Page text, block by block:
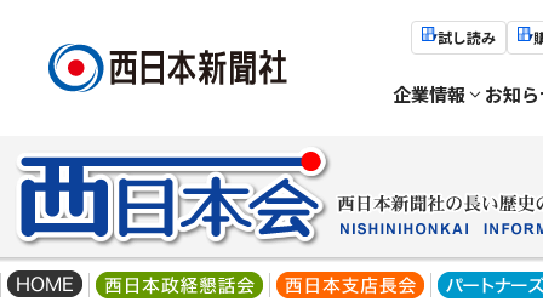
試し読み
企業情報 お知